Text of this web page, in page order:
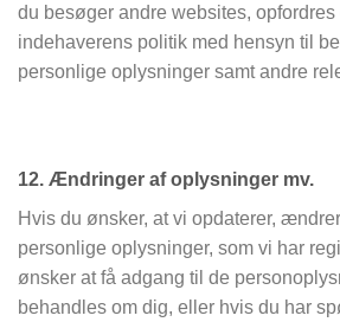
du besøger andre websites,
indehaverens politik med hensyn til
personlige oplysninger samt andre
12. Ændringer af oplysninger mv.
Hvis du ønsker, at vi opdaterer,
personlige oplysninger, som vi har
ønsker at få adgang til de
behandles om dig, eller hvis du har